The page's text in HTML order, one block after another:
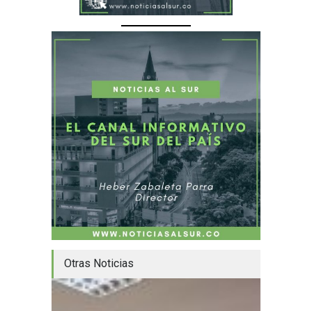
Otras Noticias